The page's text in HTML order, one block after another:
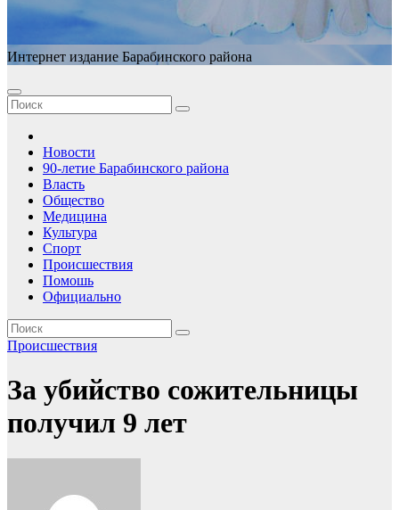
Интернет издание Барабинского района
Новости
90-летие Барабинского района
Власть
Общество
Медицина
Культура
Спорт
Происшествия
Помошь
Официально
Происшествия
За убийство сожительницы
получил 9 лет